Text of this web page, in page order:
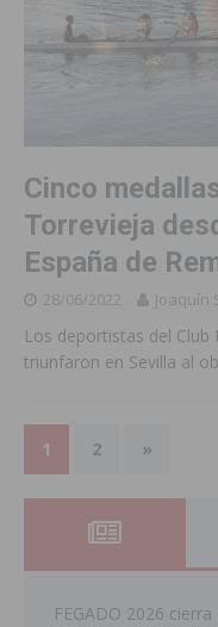
Cinco
Torrevieja
España de
28/06/2022 Joaquín
Los deportistas del Club
triunfaron en Sevilla al
1 2 »
FEGADO 2026